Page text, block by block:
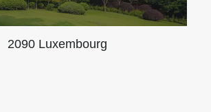
2090 Luxembourg